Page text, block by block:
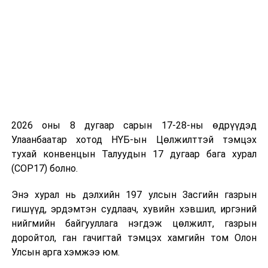
Хөндийн байгалийн цогцолборт газрын
хязгаарлалтын бүс дэх Өвөрхангай аймгийн Бат-
Өлзий сумын төв орчмын 3090.16 га газрын тусгай
хамгаалалттай газар нутгаас чөлөөлж, хилийн заагт
хамгаалалтад авахаар болсныг онцоллоо.
Эдгээр нь зургаан аймгийн 13 сумын нутаг
2026 оны 8 дугаар сарын 17-28-ны өдрүүдэд
Улаанбаатар хотод НҮБ-ын Цөлжилттэй тэмцэх
тухай конвенцын Талуудын 17 дугаар бага хурал
(COP17) болно.
Энэ хурал нь дэлхийн 197 улсын Засгийн газрын
гишүүд, эрдэмтэн судлаач, хувийн хэвшил, иргэний
нийгмийн байгууллага нэгдэж цөлжилт, газрын
доройтол, ган гачигтай тэмцэх хамгийн том Олон
Улсын арга хэмжээ юм.